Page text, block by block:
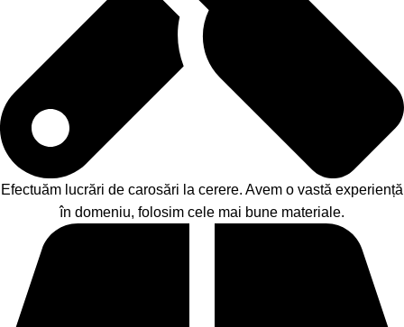
Efectuăm lucrări de carosări la cerere. Avem o vastă experiență
în domeniu, folosim cele mai bune materiale.